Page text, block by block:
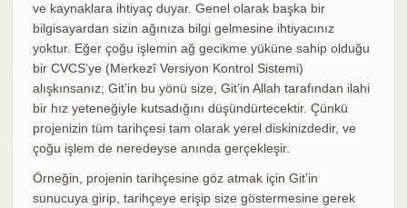
ve kaynaklara ihtiyaç duyar. Genel olarak başka bir
bilgisayardan sizin ağınıza bilgi gelmesine ihtiyacınız
yoktur. Eğer çoğu işlemin ağ gecikme yüküne sahip olduğu
bir CVCS’ye (Merkezî Versiyon Kontrol Sistemi)
alışkınsanız; Git’in bu yönü size, Git’in Allah tarafından ilahi
bir hız yeteneğiyle kutsadığını düşündürtecektir. Çünkü
projenizin tüm tarihçesi tam olarak yerel diskinizdedir, ve
çoğu işlem de neredeyse anında gerçekleşir.
Örneğin, projenin tarihçesine göz atmak için Git’in
sunucuya girip, tarihçeye erişip size göstermesine gerek